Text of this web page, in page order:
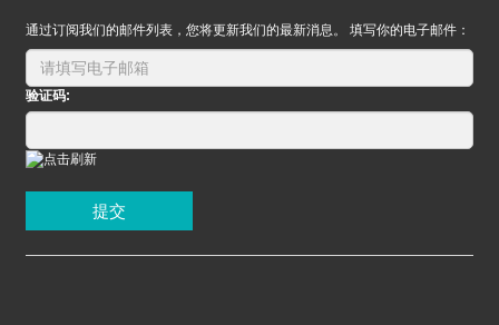
通过订阅我们的邮件列表，您将更新我们的最新消息。 填写你的电子邮件：
验证码:
提交